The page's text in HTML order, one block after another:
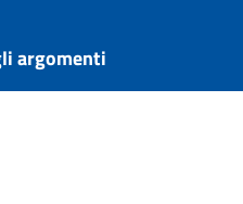
argomenti